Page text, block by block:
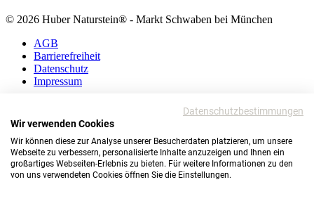
© 2026 Huber Naturstein® - Markt Schwaben bei München
AGB
Barrierefreiheit
Datenschutz
Impressum
Barrierefreiheit
Datenschutz
Impressum
© 2026 Huber Naturstein®
Markt Schwaben bei München
Datenschutzbestimmungen
Wir verwenden Cookies
Wir können diese zur Analyse unserer Besucherdaten platzieren, um unsere
Webseite zu verbessern, personalisierte Inhalte anzuzeigen und Ihnen ein
großartiges Webseiten-Erlebnis zu bieten. Für weitere Informationen zu den
von uns verwendeten Cookies öffnen Sie die Einstellungen.